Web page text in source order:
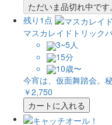
ただいま品切れ中です。
残り1点
マスカレイドトリック
3~5人
15分
10歳〜
今宵は、仮面舞踏会。
￥2,750
カートに入れる